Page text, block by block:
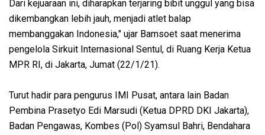
Dari kejuaraan ini, diharapkan terjaring bibit unggul yang bisa
dikembangkan lebih jauh, menjadi atlet balap
membanggakan Indonesia," ujar Bamsoet saat menerima
pengelola Sirkuit Internasional Sentul, di Ruang Kerja Ketua
MPR RI, di Jakarta, Jumat (22/1/21).
Turut hadir para pengurus IMI Pusat, antara lain Badan
Pembina Prasetyo Edi Marsudi (Ketua DPRD DKI Jakarta),
Badan Pengawas, Kombes (Pol) Syamsul Bahri, Bendahara